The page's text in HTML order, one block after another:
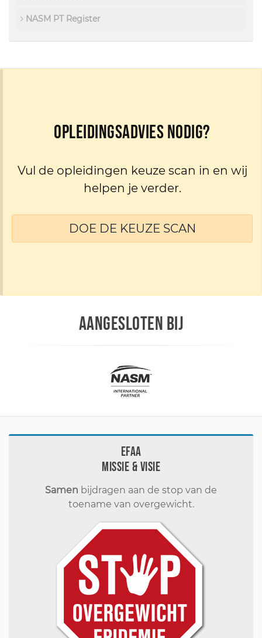
NASM PT Register
Opleidingsadvies nodig?
Vul de opleidingen keuze scan in en wij
helpen je verder.
DOE DE KEUZE SCAN
AANGESLOTEN BIJ
EFAA
Missie & visie
Samen bijdragen aan de stop van de
toename van overgewicht.